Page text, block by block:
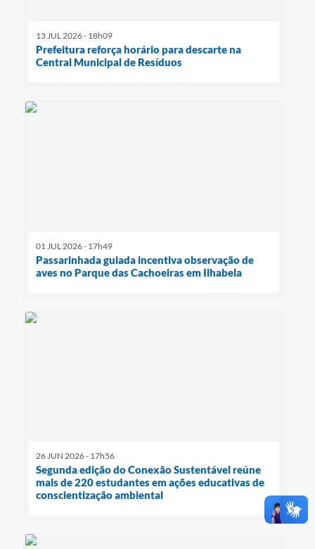
13 JUL 2026 - 18h09
Prefeitura reforça horário para descarte na
Central Municipal de Resíduos
01 JUL 2026 - 17h49
Passarinhada guiada incentiva observação de
aves no Parque das Cachoeiras em Ilhabela
26 JUN 2026 - 17h56
Segunda edição do Conexão Sustentável reúne
mais de 220 estudantes em ações educativas de
conscientização ambiental